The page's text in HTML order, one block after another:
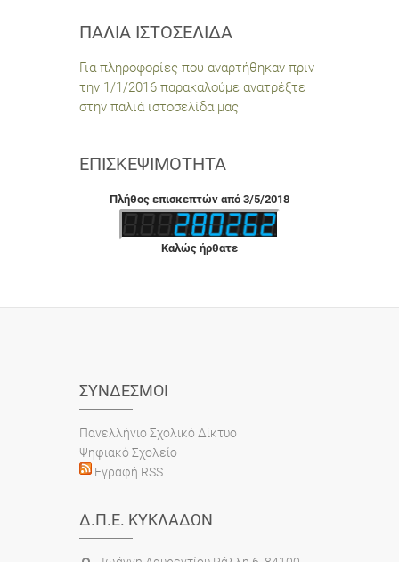
ΠΑΛΙΆ ΙΣΤΟΣΕΛΊΔΑ
Για πληροφορίες που αναρτήθηκαν πριν
την 1/1/2016 παρακαλούμε ανατρέξτε
στην παλιά ιστοσελίδα μας
ΕΠΙΣΚΕΨΙΜΌΤΗΤΑ
Πλήθος επισκεπτών από 3/5/2018
Καλώς ήρθατε
ΣΎΝΔΕΣΜΟΙ
Πανελλήνιο Σχολικό Δίκτυο
Ψηφιακό Σχολείο
Εγραφή RSS
Δ.Π.Ε. ΚΥΚΛΆΔΩΝ